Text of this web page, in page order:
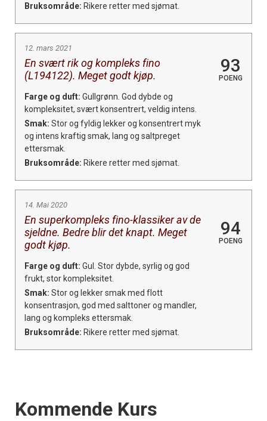
Bruksområde: Rikere retter med sjømat.
12. mars 2021
En svært rik og kompleks fino
(L194122). Meget godt kjøp.
93
POENG
Farge og duft: Gullgrønn. God dybde og
kompleksitet, svært konsentrert, veldig intens.
Smak: Stor og fyldig lekker og konsentrert myk
og intens kraftig smak, lang og saltpreget
ettersmak.
Bruksområde: Rikere retter med sjømat.
14. Mai 2020
En superkompleks fino-klassiker av de
sjeldne. Bedre blir det knapt. Meget
godt kjøp.
94
POENG
Farge og duft: Gul. Stor dybde, syrlig og god
frukt, stor kompleksitet.
Smak: Stor og lekker smak med flott
konsentrasjon, god med salttoner og mandler,
lang og kompleks ettersmak.
Bruksområde: Rikere retter med sjømat.
Events
Kommende Kurs